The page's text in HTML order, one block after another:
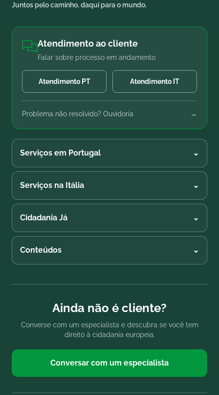
Juntos pelo caminho, daqui para o mundo.
Atendimento ao cliente
Falar sobre processo em andamento
Atendimento PT Atendimento IT
Problema não resolvido? Ouvidoria →
Serviços em Portugal ⌄
Serviços na Itália ⌄
Cidadania Já ⌄
Conteúdos ⌄
Ainda não é cliente?
Converse com um especialista e descubra se você tem
direito à cidadania europeia.
Conversar com um especialista